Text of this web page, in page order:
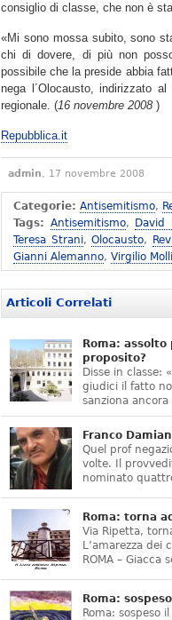
consiglio di classe, che non è
«Mi sono mossa subito, sono
chi di dovere, di più non
possibile che la preside abbia
nega l´Olocausto, indirizzato
regionale. (16 novembre 2008 )
Repubblica.it
admin, 17 novembre 2008
Categorie: Antisemitismo,
Tags: Antisemitismo, David
Teresa Strani, Olocausto,
Gianni Alemanno, Virgilio
Articoli Correlati
Roma:
proposito?
Disse in classe:
giudici il fatto
sanziona
Franco
Quel prof
volte. Il
nominato
Roma: torna
Via Ripetta,
L’amarezza dei
ROMA – Giacca
Roma:
Roma: sospeso